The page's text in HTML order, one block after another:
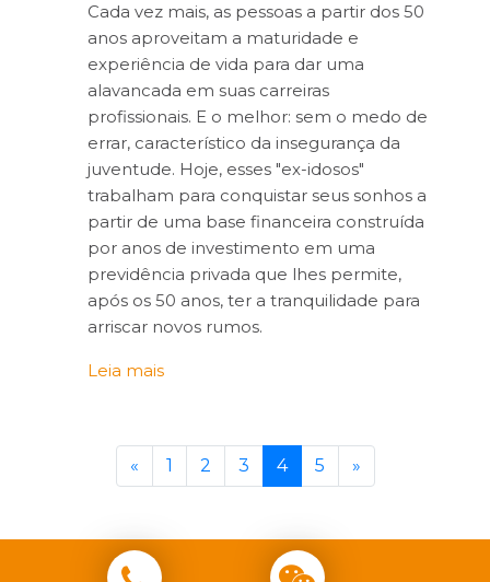
Cada vez mais, as pessoas a partir dos 50
anos aproveitam a maturidade e
experiência de vida para dar uma
alavancada em suas carreiras
profissionais. E o melhor: sem o medo de
errar, característico da insegurança da
juventude. Hoje, esses "ex-idosos"
trabalham para conquistar seus sonhos a
partir de uma base financeira construída
por anos de investimento em uma
previdência privada que lhes permite,
após os 50 anos, ter a tranquilidade para
arriscar novos rumos.
Leia mais
« 1 2 3 4 5 »